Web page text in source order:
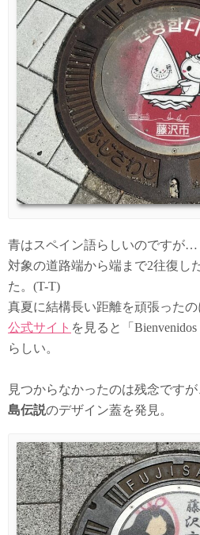
青はスペイン語らしいのですが…
対象の道路端から端まで2往復し
た。(T-T)
真夏に結構長い距離を頑張ったの
公式サイト を見ると「
らしい。
見つからなかったのは残念です
島伝説のデザイン蓋を発見。